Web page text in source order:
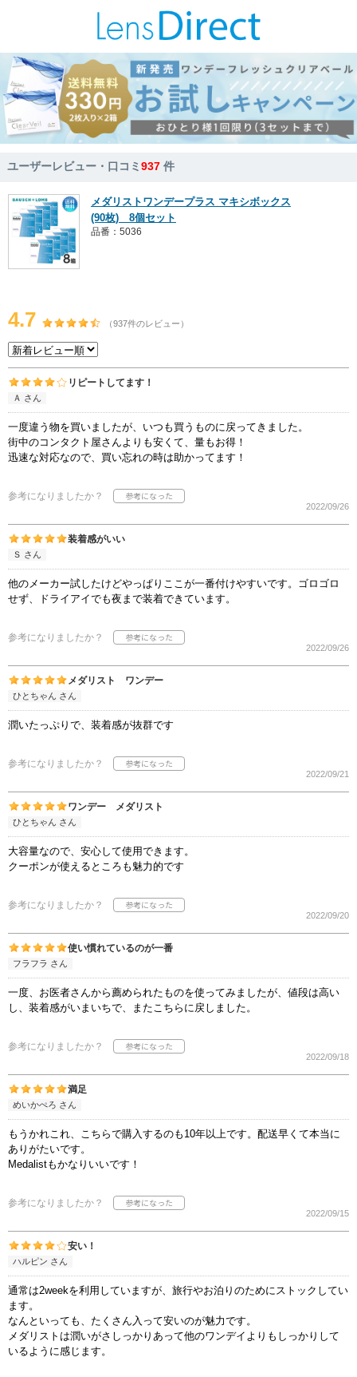
ユーザーレビュー・口コミ937 件
メダリストワンデープラス マキシボックス
(90枚) 8個セット
品番：5036
4.7 （937件のレビュー）
リピートしてます！
Ａ さん
一度違う物を買いましたが、いつも買うものに戻ってきました。
街中のコンタクト屋さんよりも安くて、量もお得！
迅速な対応なので、買い忘れの時は助かってます！
参考になりましたか？
2022/09/26
装着感がいい
Ｓ さん
他のメーカー試したけどやっぱりここが一番付けやすいです。ゴロゴロ
せず、ドライアイでも夜まで装着できています。
参考になりましたか？
2022/09/26
メダリスト ワンデー
ひとちゃん さん
潤いたっぷりで、装着感が抜群です
参考になりましたか？
2022/09/21
ワンデー メダリスト
ひとちゃん さん
大容量なので、安心して使用できます。
クーポンが使えるところも魅力的です
参考になりましたか？
2022/09/20
使い慣れているのが一番
フラフラ さん
一度、お医者さんから薦められたものを使ってみましたが、値段は高い
し、装着感がいまいちで、またこちらに戻しました。
参考になりましたか？
2022/09/18
満足
めいかぺろ さん
もうかれこれ、こちらで購入するのも10年以上です。配送早くて本当に
ありがたいです。
Medalistもかなりいいです！
参考になりましたか？
2022/09/15
安い！
ハルピン さん
通常は2weekを利用していますが、旅行やお泊りのためにストックしてい
ます。
なんといっても、たくさん入って安いのが魅力です。
メダリストは潤いがさしっかりあって他のワンデイよりもしっかりして
いるように感じます。